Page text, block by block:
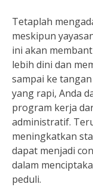
Tetaplah
meskipun
ini akan
lebih dini dan
sampai ke
yang rapi, Anda
program kerja
administratif.
meningkatkan
dapat menjadi
dalam
peduli.